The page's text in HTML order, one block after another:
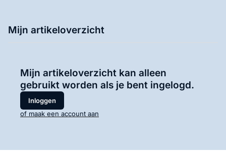
Mijn artikeloverzicht
Mijn artikeloverzicht kan alleen
gebruikt worden als je bent ingelogd.
Inloggen
of maak een account aan